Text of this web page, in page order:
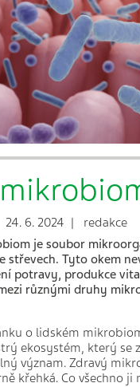
6. 2024 | redakce
je soubor
střevech. Tyto okem
potravy, produkce
různými druhy
o lidském
ekosystém, který se
význam. Zdravý
křehká. Co všechno ji